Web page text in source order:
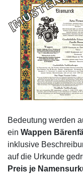
Bedeutung werden
ein Wappen
inklusive
auf die Urkunde
Preis je